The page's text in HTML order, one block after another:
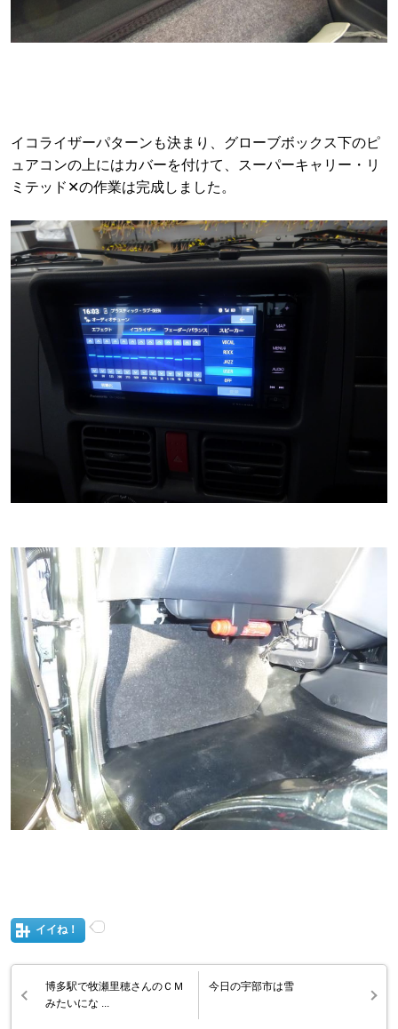
イコライザーパターンも決まり、グローブボックス下のピ
ュアコンの上にはカバーを付けて、スーパーキャリー・リ
ミテッド✕の作業は完成しました。
イイね！
博多駅で牧瀬里穂さんのＣＭ
みたいにな ...
今日の宇部市は雪